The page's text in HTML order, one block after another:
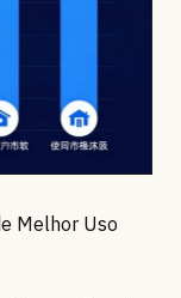
Melhor Uso